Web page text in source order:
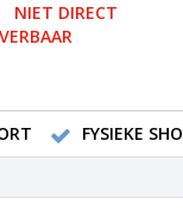
NIET DIRECT
FYSIEKE